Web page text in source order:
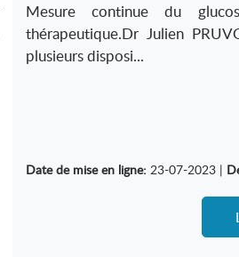
Mesure continue du
thérapeutique.Dr Julien
plusieurs disposi...
Date de mise en ligne: 23-07-2023 |